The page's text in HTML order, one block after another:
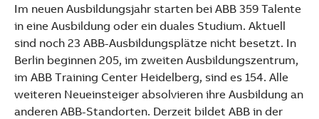
Im neuen Ausbildungsjahr starten bei ABB 359 Talente
in eine Ausbildung oder ein duales Studium. Aktuell
sind noch 23 ABB-Ausbildungsplätze nicht besetzt. In
Berlin beginnen 205, im zweiten Ausbildungszentrum,
im ABB Training Center Heidelberg, sind es 154. Alle
weiteren Neueinsteiger absolvieren ihre Ausbildung an
anderen ABB-Standorten. Derzeit bildet ABB in der